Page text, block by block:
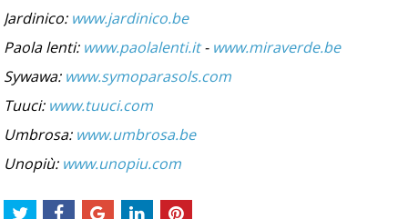
Jardinico: www.jardinico.be
Paola lenti: www.paolalenti.it- www.miraverde.be
Sywawa: www.symoparasols.com
Tuuci: www.tuuci.com
Umbrosa: www.umbrosa.be
Unopiù: www.unopiu.com